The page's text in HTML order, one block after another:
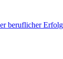
beruflicher